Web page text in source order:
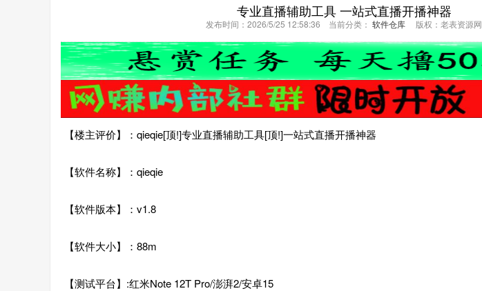
专业直播辅助工具 一站式直播开播神器
发布时间：2026/5/25 12:58:36 当前分类： 软件仓库 版权：老表资源网
【楼主评价】：qieqie[顶!]专业直播辅助工具[顶!]一站式直播开播神器
【软件名称】：qieqie
【软件版本】：v1.8
【软件大小】：88m
【测试平台】:红米Note 12T Pro/澎湃2/安卓15